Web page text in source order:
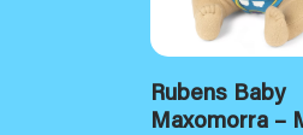
Rubens Baby
Maxomorra –